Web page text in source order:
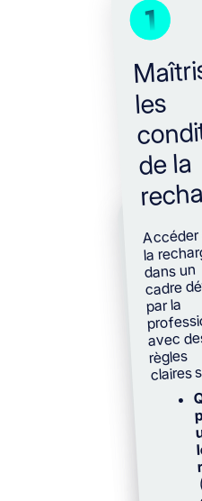
1
les
de la
Accéder
la
dans un
cadre
par la
avec
règles
claires
2
en
3
Se
dans
le
avec